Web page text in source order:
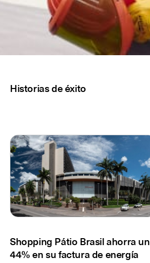
Historias de éxito
Shopping Pátio Brasil ahorra un
44% en su factura de energía